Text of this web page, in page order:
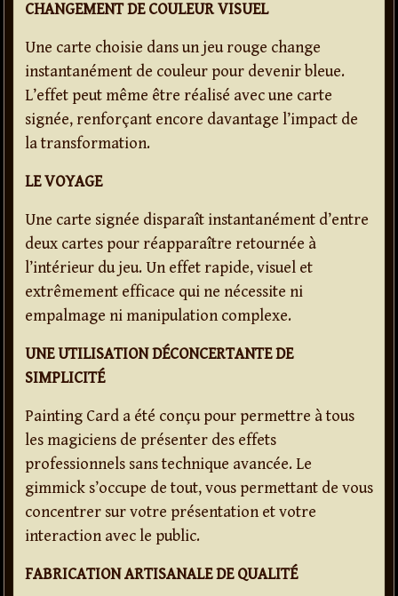
CHANGEMENT DE COULEUR VISUEL
Une carte choisie dans un jeu rouge change
instantanément de couleur pour devenir bleue.
L’effet peut même être réalisé avec une carte
signée, renforçant encore davantage l’impact de
la transformation.
LE VOYAGE
Une carte signée disparaît instantanément d’entre
deux cartes pour réapparaître retournée à
l’intérieur du jeu. Un effet rapide, visuel et
extrêmement efficace qui ne nécessite ni
empalmage ni manipulation complexe.
UNE UTILISATION DÉCONCERTANTE DE
SIMPLICITÉ
Painting Card a été conçu pour permettre à tous
les magiciens de présenter des effets
professionnels sans technique avancée. Le
gimmick s’occupe de tout, vous permettant de vous
concentrer sur votre présentation et votre
interaction avec le public.
FABRICATION ARTISANALE DE QUALITÉ